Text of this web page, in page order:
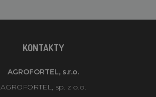
KONTAKTY
AGROFORTEL, s.r.o.
AGROFORTEL, sp. z o.o.